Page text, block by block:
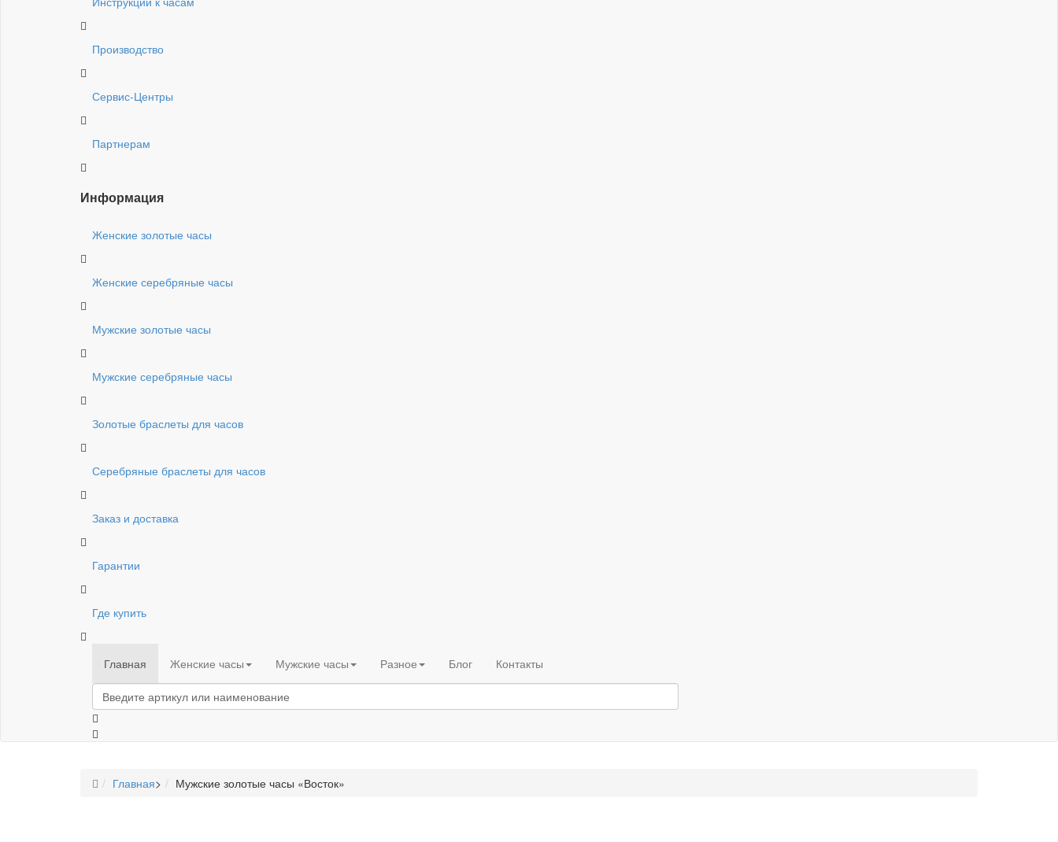
Производство
Сервис-Центры
Партнерам
Информация
Женские золотые часы
Женские серебряные часы
Мужские золотые часы
Мужские серебряные часы
Золотые браслеты для часов
Серебряные браслеты для часов
Заказ и доставка
Гарантии
Где купить
Главная Женские часы Мужские часы Разное Блог Контакты
Главная> Мужские золотые часы «Восток»